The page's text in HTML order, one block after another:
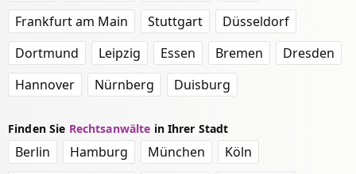
Frankfurt am Main
Stuttgart
Düsseldorf
Dortmund
Leipzig Essen Bremen
Dresden
Hannover
Nürnberg Duisburg
Finden Sie Rechtsanwälte in Ihrer Stadt
Berlin Hamburg München
Köln